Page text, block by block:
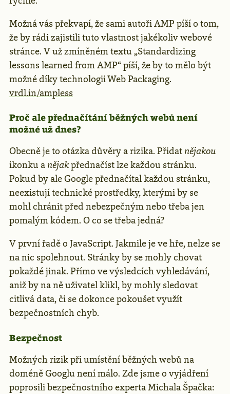
Možná vás překvapí, že sami autoři AMP píší o tom,
že by rádi zajistili tuto vlastnost jakékoliv webové
stránce. V už zmíněném textu „Standardizing
lessons learned from AMP“ píší, že by to mělo být
možné díky technologii Web Packaging.
vrdl.in/ampless
Proč ale přednačítání běžných webů není
možné už dnes?
Obecně je to otázka důvěry a rizika. Přidat nějakou
ikonku a nějakpřednačíst lze každou stránku.
Pokud by ale Google přednačítal každou stránku,
neexistují technické prostředky, kterými by se
mohl chránit před nebezpečným nebo třeba jen
pomalým kódem. O co se třeba jedná?
V první řadě o JavaScript. Jakmile je ve hře, nelze se
na nic spolehnout. Stránky by se mohly chovat
pokaždé jinak. Přímo ve výsledcích vyhledávání,
aniž by na ně uživatel klikl, by mohly sledovat
citlivá data, či se dokonce pokoušet využít
bezpečnostních chyb.
Bezpečnost
Možných rizik při umístění běžných webů na
doméně Googlu není málo. Zde jsme o vyjádření
poprosili bezpečnostního experta Michala Špačka: